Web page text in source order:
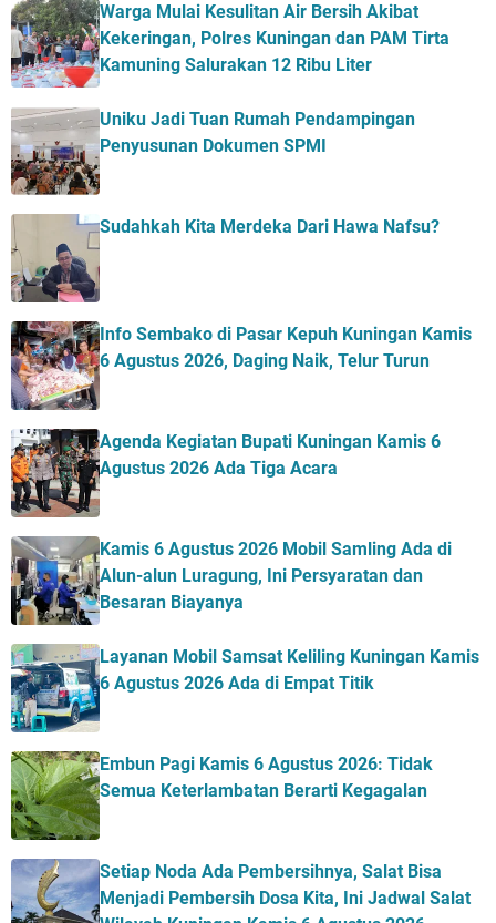
Warga Mulai Kesulitan Air Bersih Akibat
Kekeringan, Polres Kuningan dan PAM Tirta
Kamuning Salurakan 12 Ribu Liter
Uniku Jadi Tuan Rumah Pendampingan
Penyusunan Dokumen SPMI
Sudahkah Kita Merdeka Dari Hawa Nafsu?
Info Sembako di Pasar Kepuh Kuningan Kamis
6 Agustus 2026, Daging Naik, Telur Turun
Agenda Kegiatan Bupati Kuningan Kamis 6
Agustus 2026 Ada Tiga Acara
Kamis 6 Agustus 2026 Mobil Samling Ada di
Alun-alun Luragung, Ini Persyaratan dan
Besaran Biayanya
Layanan Mobil Samsat Keliling Kuningan Kamis
6 Agustus 2026 Ada di Empat Titik
Embun Pagi Kamis 6 Agustus 2026: Tidak
Semua Keterlambatan Berarti Kegagalan
Setiap Noda Ada Pembersihnya, Salat Bisa
Menjadi Pembersih Dosa Kita, Ini Jadwal Salat